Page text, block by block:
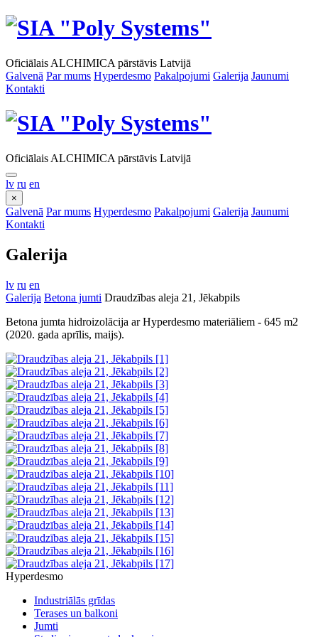
Oficiālais ALCHIMICA pārstāvis Latvijā
Galvenā Par mums Hyperdesmo Pakalpojumi Galerija Jaunumi
Kontakti
Oficiālais ALCHIMICA pārstāvis Latvijā
lv ru en
×
Galvenā Par mums Hyperdesmo Pakalpojumi Galerija Jaunumi
Kontakti
Galerija
lv ru en
Galerija Betona jumti Draudzības aleja 21, Jēkabpils
Betona jumta hidroizolācija ar Hyperdesmo materiāliem - 645 m2
(2020. gada aprīlis, maijs).
Hyperdesmo
Industriālās grīdas
Terases un balkoni
Jumti